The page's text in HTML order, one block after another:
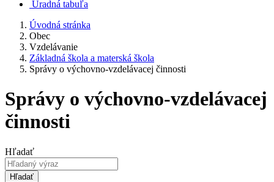
Úradná tabuľa
Úvodná stránka
Obec
Vzdelávanie
Základná škola a materská škola
Správy o výchovno-vzdelávacej činnosti
Správy o výchovno-vzdelávacej
činnosti
Hľadať
Hľadať